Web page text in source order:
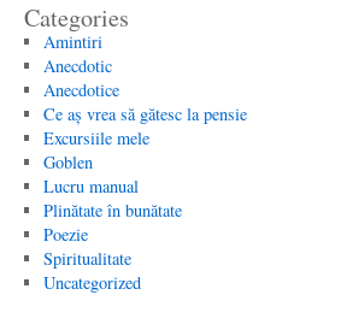
Categories
Amintiri
Anecdotic
Anecdotice
Ce aș vrea să gătesc la pensie
Excursiile mele
Goblen
Lucru manual
Plinătate în bunătate
Poezie
Spiritualitate
Uncategorized